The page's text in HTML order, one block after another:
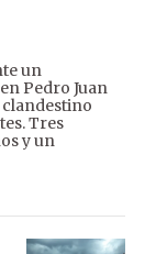
un
Pedro Juan
Tres
y un